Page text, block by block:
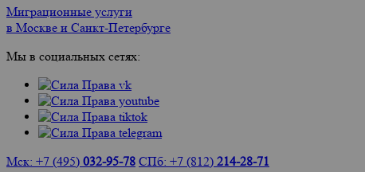
Миграционные услуги
в Москве и Санкт-Петербурге
Мы в социальных сетях:
Мск: +7 (495) 032-95-78 СПб: +7 (812) 214-28-71